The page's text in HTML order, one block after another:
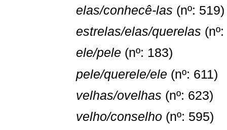
elas/conhecê-las (nº: 519)
estrelas/elas/querelas
ele/pele (nº: 183)
pele/querele/ele (nº: 611)
velhas/ovelhas (nº: 623)
velho/conselho (nº: 595)